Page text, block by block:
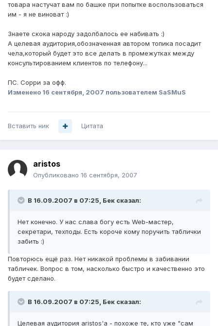
товара настучат вам по башке при попытке воспользоваться
им - я не виноват :)
Знаете скока народу задолбалось ее набивать :)
А целевая аудитория,обозначенная автором топика посадит
чела,который будет это все делать в промежутках между
консультированием клиентов по телефону...
ПС. Сорри за офф.
Изменено 16 сентября, 2007 пользователем SaSMuS
Вставить ник Цитата
aristos
Опубликовано 16 сентября, 2007
В 16.09.2007 в 07:25, Бек сказал:
Нет конечно. У нас слава богу есть Web-мастер,
секретари, техподы. Есть короче кому поручить таблички
забить :)
Повторюсь ещё раз. Нет никакой проблемы в забивании
табличек. Вопрос в том, насколько быстро и качественно это
будет сделано.
В 16.09.2007 в 07:25, Бек сказал:
Целевая аудитория aristos'a - похоже те, кто уже "сам